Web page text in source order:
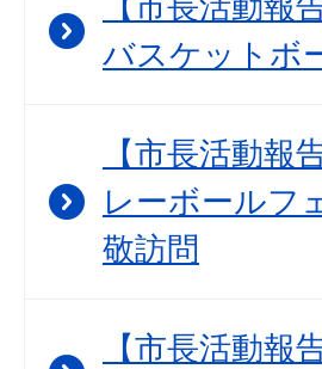
バスケットボ
【市長活動
レーボールフ
敬訪問
【市長活動